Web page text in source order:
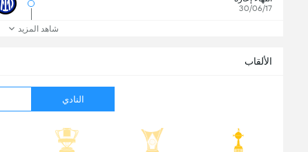
30/06/17
شاهد المزيد
الألقاب
النادي